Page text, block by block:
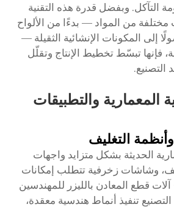
التآكل. وبفضل قدرة هذه التقنية
من المواد — بدءًا من الألواح
إلى المكونات الإنشائية الثقيلة —
فإنها تبسّط تخطيط الإنتاج وتقلّل
المعمارية والتطبيقات
التغليف
الحديثة بشكل متزايد واجهات
وشاشات زخرفية تتطلب إمكانات
قطع المعادن بالليزر للمهندسين
تنفيذ أنماط هندسية معقدة،